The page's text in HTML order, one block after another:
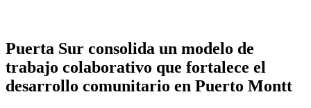
Puerta Sur consolida un modelo de
trabajo colaborativo que fortalece el
desarrollo comunitario en Puerto Montt